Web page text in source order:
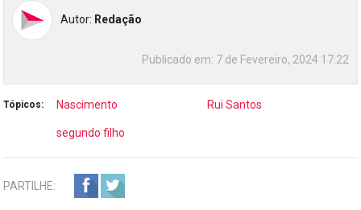
Autor: Redação
Publicado em: 7 de Fevereiro, 2024 17:22
Tópicos: Nascimento Rui Santos
segundo filho
PARTILHE: